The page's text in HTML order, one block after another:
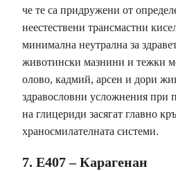
че те са придружени от
неестествени трансмастни
минимална неутрална за
животински мазнини и тежки
олово, кадмий, арсен и дори
здравословни усложнения при
на глицериди засягат главно
храносмилателната системи.
7. E407 – Карагенан